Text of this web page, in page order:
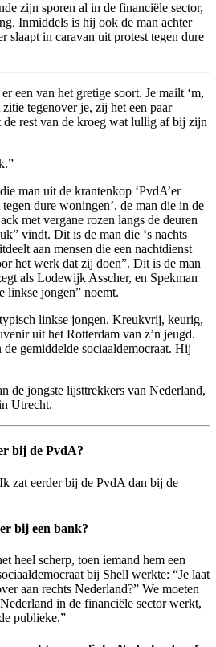
zijn sporen al in de financiële sector,
Inmiddels is hij ook de man achter
slaapt in caravan uit protest tegen dure
een van het gretige soort. Je mailt ‘m,
tegenover je, zij het een paar
de rest van de kroeg wat lullig af bij zijn
man uit de krantenkop ‘PvdA’er
dure woningen’, de man die in de
met vergane rozen langs de deuren
vindt. Dit is de man die ‘s nachts
aan mensen die een nachtdienst
het werk dat zij doen”. Dit is de man
als Lodewijk Asscher, en Spekman
linkse jongen” noemt.
linkse jongen. Kreukvrij, keurig,
uit het Rotterdam van z’n jeugd.
gemiddelde sociaaldemocraat. Hij
de jongste lijsttrekkers van Nederland,
Utrecht.
bij de PvdA?
zat eerder bij de PvdA dan bij de
bij een bank?
heel scherp, toen iemand hem een
bij Shell werkte: “Je laat
aan rechts Nederland?” We moeten
in de financiële sector werkt,
publieke.”